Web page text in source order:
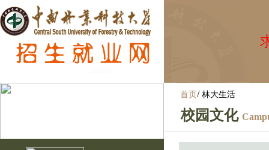
首页 / 林大生活
校园文化